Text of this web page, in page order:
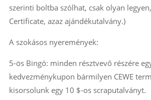
szerinti boltba szólhat, csak olyan
Certificate, azaz ajándékutalvány.)
A szokásos nyeremények:
5-ös Bingó: minden résztvevő részére
kedvezménykupon bármilyen CEWE
kisorsolunk egy 10 $-os scraputalványt.